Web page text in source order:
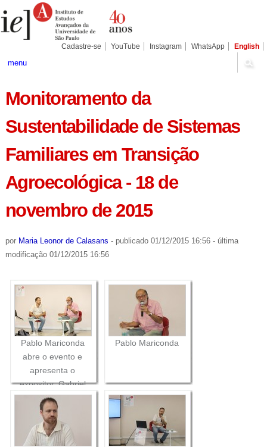
para
conteúdo.
Pessoais
Cadastre-se YouTube Instagram WhatsApp English
menu
Monitoramento da
Sustentabilidade de Sistemas
Familiares em Transição
Agroecológica - 18 de
novembro de 2015
por Maria Leonor de Calasans - publicado01/12/2015 16:56 - última
modificação01/12/2015 16:56
Pablo Mariconda
abre o evento e
apresenta o
expositor, Gabriel
Fernandes
Pablo Mariconda